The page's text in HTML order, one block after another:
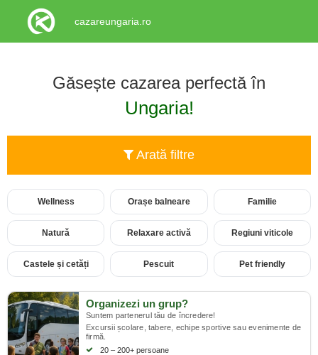
Găsește cazarea perfectă în
Ungaria!
Arată filtre
Wellness Orașe balneare Familie
Natură Relaxare activă Regiuni viticole
Castele și cetăți Pescuit Pet friendly
Organizezi un grup?
Suntem partenerul tău de încredere!
Excursii școlare, tabere, echipe sportive sau evenimente de
firmă.
20 – 200+ persoane
cazareungaria.ro